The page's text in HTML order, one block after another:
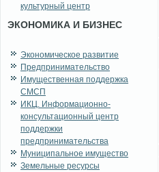
культурный центр
ЭКОНОМИКА И БИЗНЕС
Экономическое развитие
Предпринимательство
Имущественная поддержка
СМСП
ИКЦ. Информационно-
консультационный центр
поддержки
предпринимательства
Муниципальное имущество
Земельные ресурсы